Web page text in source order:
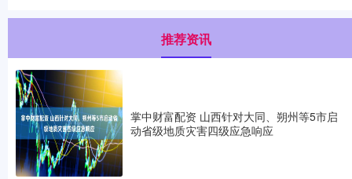
推荐资讯
掌中财富配资 山西针对大同、朔州等5市启
动省级地质灾害四级应急响应